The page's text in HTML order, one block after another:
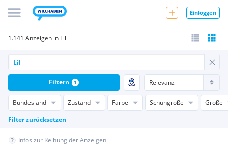
Einloggen
1.141 Anzeigen in Lil
Bundesland Zustand Farbe Schuhgröße
Größe
Filter zurücksetzen
Filtern 1
Infos zur Reihung der Anzeigen